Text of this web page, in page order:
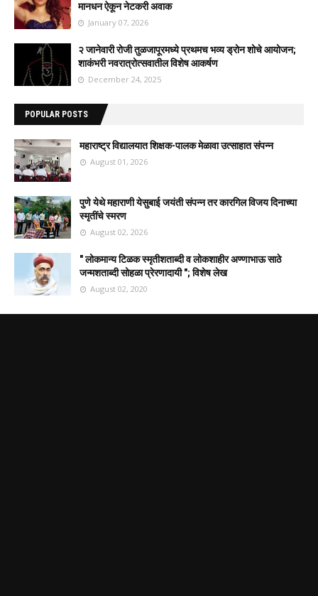
मानधन ऐकून नेटकरी अवाक
January 07, 2026
२ जानेवारी रोजी तुळजापूरमध्ये प्रथमच भव्य ड्रोन शोचे आयोजन;
शाकंभरी नवरात्रोत्सवातील विशेष आकर्षण
December 24, 2025
POPULAR POSTS
महाराष्ट्र विद्यालयात शिक्षक-पालक मेळावा उत्साहात संपन्न
August 01, 2026
पुणे येथे महाराणी येसुबाई जयंती संपन्न तर कारगिल विजय दिनाच्या
स्मृतींचे स्मरण
August 02, 2026
" लोकमान्य टिळक स्मृतीशताब्दी व लोकशाहीर अण्णाभाऊ साठे
जन्मशताब्दी सोहळा प्रेरणादायी "; विशेष लेख
August 02, 2020